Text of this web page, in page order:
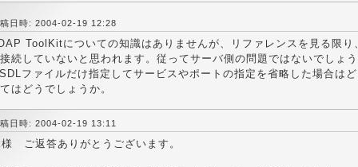
日時: 2004-02-19 12:28
ToolKitについての知識はありませんが、リファレンスを見る限り
続していないと思われます。従ってサーバ側の問題ではないでしょ
ファイルだけ指定してサービスやポートの指定を省略した場合は
はどうでしょうか。
日時: 2004-02-19 13:11
ご返答ありがとうございます。